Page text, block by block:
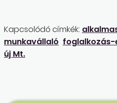
Kapcsolódó címkék:
munkavállaló foglalkozás-
új Mt.